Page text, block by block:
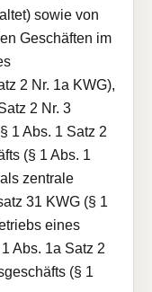
sowie von
Geschäften im
2 Nr. 1a KWG),
2 Nr. 3
1 Abs. 1 Satz 2
(§ 1 Abs. 1
zentrale
31 KWG (§ 1
eines
Abs. 1a Satz 2
(§ 1